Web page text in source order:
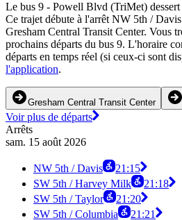
Le bus 9 - Powell Blvd (TriMet) dessert
Ce trajet débute à l'arrêt NW 5th /
Gresham Central Transit Center. Vous
prochains départs du bus 9. L'horaire
départs en temps réel (si ceux-ci sont
l'application.
Gresham Central Transit Center
Voir plus de départs
Arrêts
sam. 15 août 2026
NW 5th / Davis
21:15
SW 5th / Harvey Milk
21:18
SW 5th / Taylor
21:20
SW 5th / Columbia
21:21